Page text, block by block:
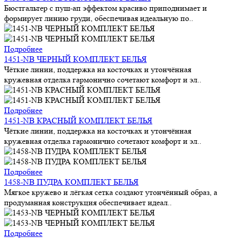
Бюстгальтер с пуш-ап эффектом красиво приподнимает и
формирует линию груди, обеспечивая идеальную по..
Подробнее
1451-NB ЧЕРНЫЙ КОМПЛЕКТ БЕЛЬЯ
Чёткие линии, поддержка на косточках и утончённая
кружевная отделка гармонично сочетают комфорт и эл..
Подробнее
1451-NB КРАСНЫЙ КОМПЛЕКТ БЕЛЬЯ
Чёткие линии, поддержка на косточках и утончённая
кружевная отделка гармонично сочетают комфорт и эл..
Подробнее
1458-NB ПУДРА КОМПЛЕКТ БЕЛЬЯ
Мягкое кружево и лёгкая сетка создают утончённый образ, а
продуманная конструкция обеспечивает идеал..
Подробнее